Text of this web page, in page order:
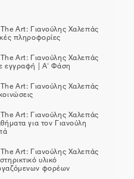
Art: Γιανούλης Χαλεπάς
πληροφορίες
Art: Γιανούλης Χαλεπάς
εγγραφή | Α' Φάση
Art: Γιανούλης Χαλεπάς
Art: Γιανούλης Χαλεπάς
για τον Γιανούλη
Art: Γιανούλης Χαλεπάς
υλικό
φορέων